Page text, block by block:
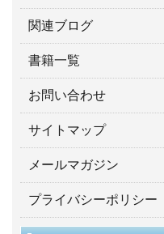
関連ブログ
書籍一覧
お問い合わせ
サイトマップ
メールマガジン
プライバシーポリシー